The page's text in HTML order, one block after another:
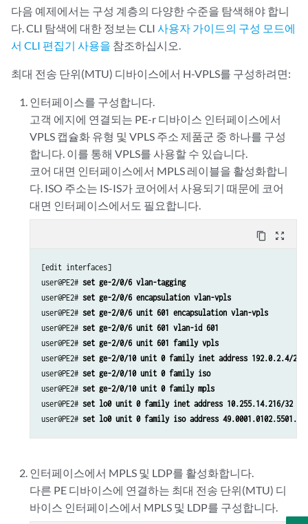
다음 예제에서는 구성 계층의 다양한 수준을 탐색해야 합니
다. CLI 탐색에 대한 정보는 CLI 사용자 가이드의 구성 모드에
서 CLI 편집기 사용을 참조하십시오.
최대 전송 단위(MTU) 디바이스에서 H-VPLS를 구성하려면:
인터페이스를 구성합니다.
고객 에지에 연결되는 PE-r 디바이스 인터페이스에서
VPLS 캡슐화 유형 및 VPLS 주소 제품군 중 하나를 구성
합니다. 이를 통해 VPLS를 사용할 수 있습니다.
코어 대면 인터페이스에서 MPLS 레이블을 활성화합니
다. ISO 주소는 IS-IS가 코어에서 사용되기 때문에 코어
대면 인터페이스에서도 필요합니다.
content_copy zoom_out_map
[edit interfaces]
user@PE2# set ge-2/0/6 vlan-tagging
user@PE2# set ge-2/0/6 encapsulation vlan-vpls
user@PE2# set ge-2/0/6 unit 601 encapsulation vlan-vpls
user@PE2# set ge-2/0/6 unit 601 vlan-id 601
user@PE2# set ge-2/0/6 unit 601 family vpls
user@PE2# set ge-2/0/10 unit 0 family inet address 192.0.2.4/24
user@PE2# set ge-2/0/10 unit 0 family iso
user@PE2# set ge-2/0/10 unit 0 family mpls
user@PE2# set lo0 unit 0 family inet address 10.255.14.216/32
user@PE2# set lo0 unit 0 family iso address
인터페이스에서 MPLS 및 LDP를 활성화합니다.
다른 PE 디바이스에 연결하는 최대 전송 단위(MTU) 디
바이스 인터페이스에서 MPLS 및 LDP를 구성합니다.